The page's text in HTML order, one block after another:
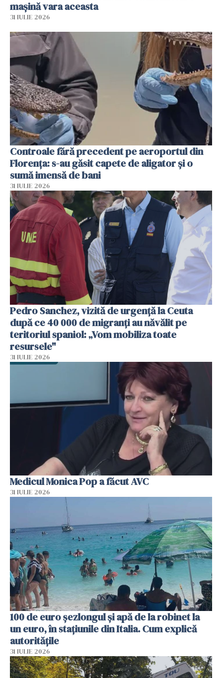
mașină vara aceasta
31 IULIE 2026
Controale fără precedent pe aeroportul din
Florența: s-au găsit capete de aligator și o
sumă imensă de bani
31 IULIE 2026
Pedro Sanchez, vizită de urgență la Ceuta
după ce 40 000 de migranți au năvălit pe
teritoriul spaniol: „Vom mobiliza toate
resursele"
31 IULIE 2026
Medicul Monica Pop a făcut AVC
31 IULIE 2026
100 de euro șezlongul și apă de la robinet la
un euro, în stațiunile din Italia. Cum explică
autoritățile
31 IULIE 2026